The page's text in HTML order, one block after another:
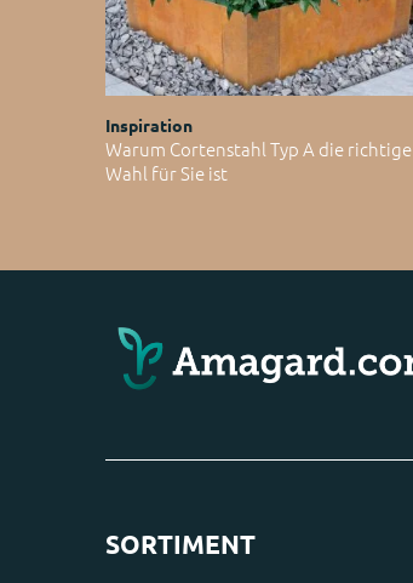
Inspiration
Warum Cortenstahl Typ A die richtige
Wahl für Sie ist
SORTIMENT